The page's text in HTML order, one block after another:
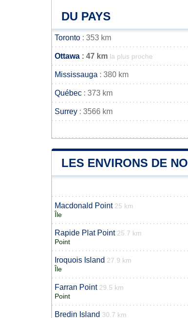
DU PAYS
Toronto : 353 km
Ottawa : 47 km la plus proche
Mississauga : 380 km
Québec : 373 km
Surrey : 3566 km
LES ENVIRONS DE
Macdonald Point 25 km
Île
Rapide Plat Point 25.7 km
Point
Iroquois Island 27.9 km
Île
Farran Point 29.5 km
Point
Bredin Island 30.7 km